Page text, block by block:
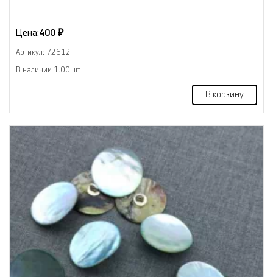
Цена:400 ₽
Артикул: 72612
В наличии 1.00 шт
В корзину